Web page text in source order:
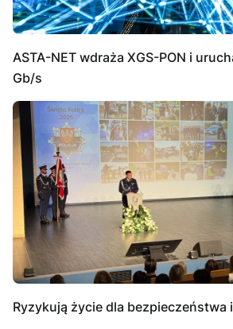
ASTA-NET wdraża XGS-PON i
Gb/s
Ryzykują życie dla bezpieczeństwa